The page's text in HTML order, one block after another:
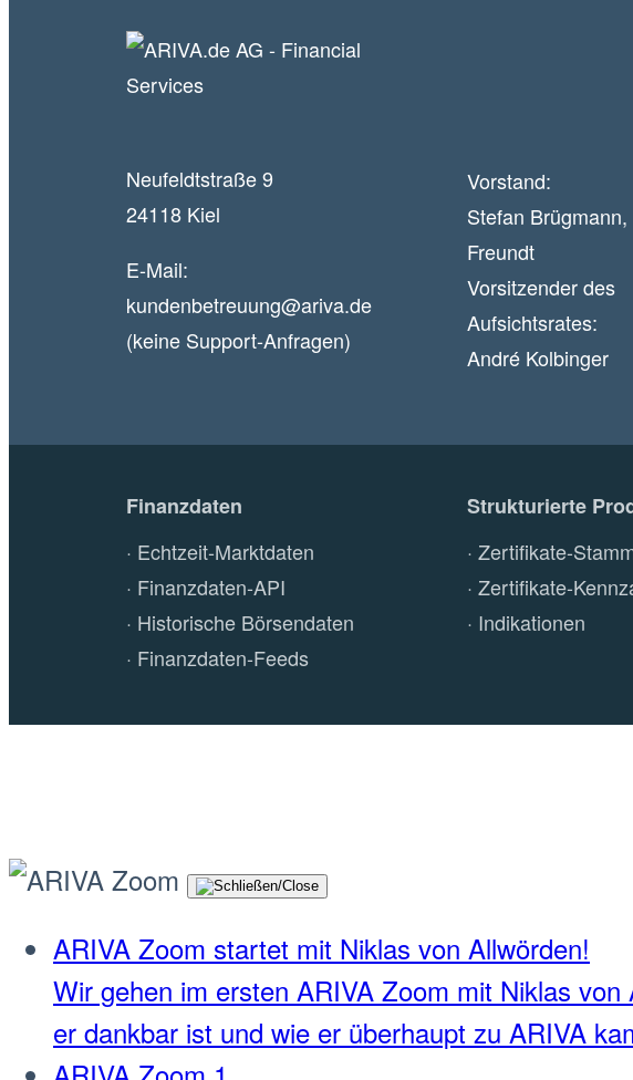
Neufeldtstraße 9
24118 Kiel
E-Mail:
kundenbetreuung@ariva.de
(keine Support-Anfragen)
Vorstand:
Stefan
Freundt
Vorsitzender des
Aufsichtsrates:
André Kolbinger
Finanzdaten
Echtzeit-Marktdaten
Finanzdaten-API
Historische Börsendaten
Finanzdaten-Feeds
Strukturierte
Zertifikate-
Zertifikate-
Indikationen
ARIVA Zoom startet mit Niklas von Allwörden!
Wir gehen im ersten ARIVA Zoom mit Niklas
er dankbar ist und wie er überhaupt zu ARIVA